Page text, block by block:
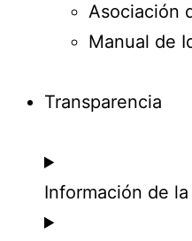
Asociación
Manual de
Transparencia
Información de